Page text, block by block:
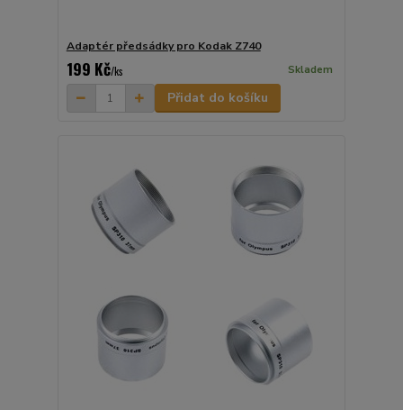
Adaptér předsádky pro Kodak Z740
199 Kč/ks Skladem
Přidat do košíku